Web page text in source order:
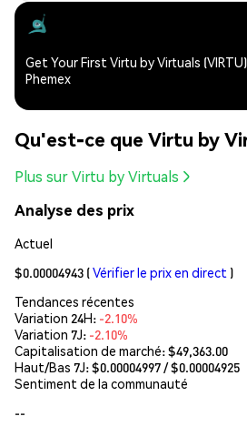
Get Your First Virtu by Virtuals
Phemex
Qu'est-ce que Virtu by
Plus sur Virtu by Virtuals
Analyse des prix
Actuel
$0.00004943 (Vérifier le prix en direct )
Tendances récentes
Variation 24H: -2.10%
Variation 7J: -2.10%
Capitalisation de marché:$49,363.00
Haut/Bas 7J: $0.00004997/ $0.00004925
Sentiment de la communauté
--